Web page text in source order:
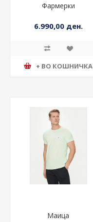
Фармерки
6.990,00 ден.
+ ВО КОШНИЧКА
Маица